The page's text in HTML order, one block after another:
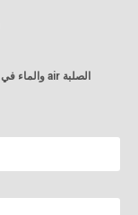
الكشف عن تسربات air والماء في أغلفة المباني وأنظمة حواجز air الصلبة